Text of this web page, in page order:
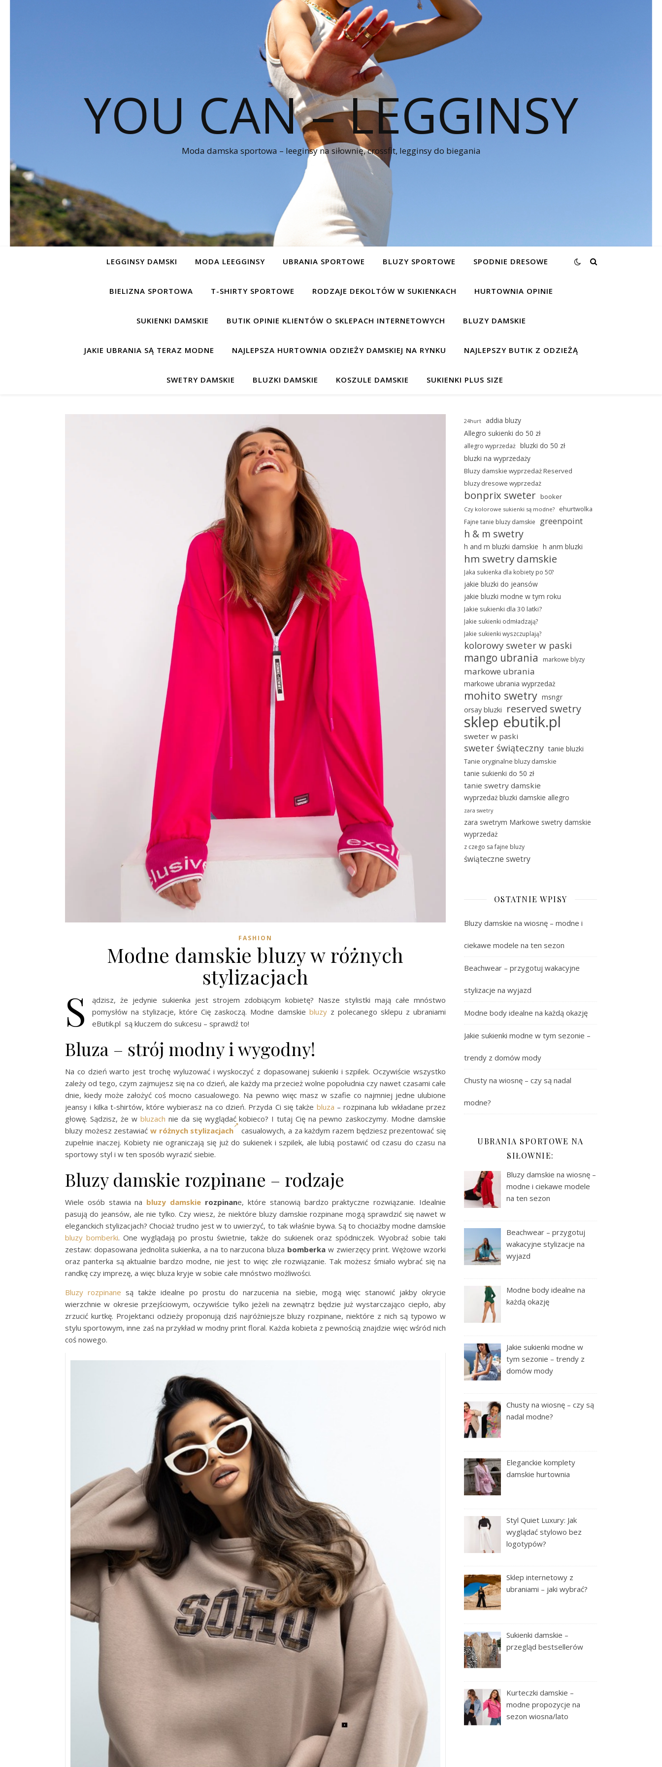
YOU CAN – LEGGINSY
Moda damska sportowa – leeginsy na siłownię, crossfit, legginsy do biegania
LEGGINSY DAMSKI MODA LEEGGINSY UBRANIA SPORTOWE BLUZY SPORTOWE SPODNIE DRESOWE
BIELIZNA SPORTOWA T-SHIRTY SPORTOWE RODZAJE DEKOLTÓW W SUKIENKACH HURTOWNIA OPINIE
SUKIENKI DAMSKIE BUTIK OPINIE KLIENTÓW O SKLEPACH INTERNETOWYCH BLUZY DAMSKIE
JAKIE UBRANIA SĄ TERAZ MODNE NAJLEPSZA HURTOWNIA ODZIEŻY DAMSKIEJ NA RYNKU NAJLEPSZY BUTIK Z ODZIEŻĄ
SWETRY DAMSKIE BLUZKI DAMSKIE KOSZULE DAMSKIE SUKIENKI PLUS SIZE
FASHION
Modne damskie bluzy w różnych
stylizacjach
S
ądzisz, że jedynie sukienka jest strojem zdobiącym kobietę? Nasze stylistki mają całe mnóstwo
pomysłów na stylizacje, które Cię zaskoczą. Modne damskie bluzyz polecanego sklepu z ubraniami
eButik.pl są kluczem do sukcesu – sprawdź to!
Bluza – strój modny i wygodny!
Na co dzień warto jest trochę wyluzować i wyskoczyć z dopasowanej sukienki i szpilek. Oczywiście wszystko
zależy od tego, czym zajmujesz się na co dzień, ale każdy ma przecież wolne popołudnia czy nawet czasami całe
dnie, kiedy może założyć coś mocno casualowego. Na pewno więc masz w szafie co najmniej jedne ulubione
jeansy i kilka t-shirtów, które wybierasz na co dzień. Przyda Ci się także bluza – rozpinana lub wkładane przez
głowę. Sądzisz, że w bluzach nie da się wyglądać kobieco? I tutaj Cię na pewno zaskoczymy. Modne damskie
bluzy możesz zestawiaćw różnych stylizacjach
casualowych, a za każdym razem będziesz prezentować się
zupełnie inaczej. Kobiety nie ograniczają się już do sukienek i szpilek, ale lubią postawić od czasu do czasu na
sportowy styl i w ten sposób wyrazić siebie.
Bluzy damskie rozpinane – rodzaje
Wiele osób stawia na bluzy damskie rozpinane, które stanowią bardzo praktyczne rozwiązanie. Idealnie
pasują do jeansów, ale nie tylko. Czy wiesz, że niektóre bluzy damskie rozpinane mogą sprawdzić się nawet w
eleganckich stylizacjach? Chociaż trudno jest w to uwierzyć, to tak właśnie bywa. Są to chociażby modne damskie
bluzy bomberki. One wyglądają po prostu świetnie, także do sukienek oraz spódniczek. Wyobraź sobie taki
zestaw: dopasowana jednolita sukienka, a na to narzucona bluza bomberka w zwierzęcy print. Wężowe wzorki
oraz panterka są aktualnie bardzo modne, nie jest to więc złe rozwiązanie. Tak możesz śmiało wybrać się na
randkę czy imprezę, a więc bluza kryje w sobie całe mnóstwo możliwości.
Bluzy rozpinane są także idealne po prostu do narzucenia na siebie, mogą więc stanowić jakby okrycie
wierzchnie w okresie przejściowym, oczywiście tylko jeżeli na zewnątrz będzie już wystarczająco ciepło, aby
zrzucić kurtkę. Projektanci odzieży proponują dziś najróżniejsze bluzy rozpinane, niektóre z nich są typowo w
stylu sportowym, inne zaś na przykład w modny print floral. Każda kobieta z pewnością znajdzie więc wśród nich
coś nowego.
24hurt
addia bluzy
Allegro sukienki do 50 zł
allegro wyprzedaż bluzki do 50 zł
bluzki na wyprzedaży
Bluzy damskie wyprzedaż Reserved
bluzy dresowe wyprzedaż
bonprix sweter booker
Czy kolorowe sukienki są modne? ehurtwolka
Fajne tanie bluzy damskie greenpoint
h & m swetry
h and m bluzki damskie h anm bluzki
hm swetry damskie
Jaka sukienka dla kobiety po 50?
jakie bluzki do jeansów
jakie bluzki modne w tym roku
Jakie sukienki dla 30 latki?
Jakie sukienki odmładzają?
Jakie sukienki wyszczuplają?
kolorowy sweter w paski
mango ubrania markowe blyzy
markowe ubrania
markowe ubrania wyprzedaż
mohito swetry msngr
orsay bluzki
reserved swetry
sklep ebutik.pl
sweter w paski
sweter świąteczny tanie bluzki
Tanie oryginalne bluzy damskie
tanie sukienki do 50 zł
tanie swetry damskie
wyprzedaż bluzki damskie allegro
zara swetry
zara swetrym Markowe swetry damskie
wyprzedaż
z czego sa fajne bluzy
świąteczne swetry
OSTATNIE WPISY
Bluzy damskie na wiosnę – modne i
ciekawe modele na ten sezon
Beachwear – przygotuj wakacyjne
stylizacje na wyjazd
Modne body idealne na każdą okazję
Jakie sukienki modne w tym sezonie –
trendy z domów mody
Chusty na wiosnę – czy są nadal
modne?
UBRANIA SPORTOWE NA
SIŁOWNIE:
Bluzy damskie na wiosnę –
modne i ciekawe modele
na ten sezon
Beachwear – przygotuj
wakacyjne stylizacje na
wyjazd
Modne body idealne na
każdą okazję
Jakie sukienki modne w
tym sezonie – trendy z
domów mody
Chusty na wiosnę – czy są
nadal modne?
Eleganckie komplety
damskie hurtownia
Styl Quiet Luxury: Jak
wyglądać stylowo bez
logotypów?
Sklep internetowy z
ubraniami – jaki wybrać?
Sukienki damskie –
przegląd bestsellerów
Kurteczki damskie –
modne propozycje na
sezon wiosna/lato